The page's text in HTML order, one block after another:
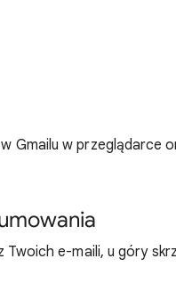
Gmailu w przeglądarce
e-maili, u góry